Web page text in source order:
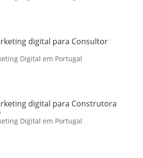
digital para Consultor
Digital em Portugal
digital para Construtora
Digital em Portugal